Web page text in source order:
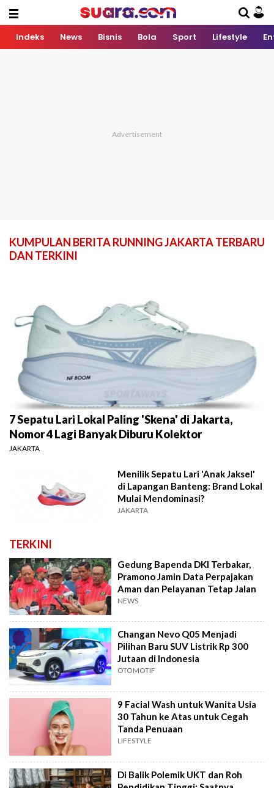
Indeks News Bisnis Bola Sport Lifestyle
KUMPULAN BERITA RUNNING JAKARTA TERBARU
DAN TERKINI
7 Sepatu Lari Lokal Paling 'Skena' di Jakarta,
Nomor 4 Lagi Banyak Diburu Kolektor
JAKARTA
Menilik Sepatu Lari 'Anak Jaksel'
di Lapangan Banteng: Brand Lokal
Mulai Mendominasi?
JAKARTA
TERKINI
Gedung Bapenda DKI Terbakar,
Pramono Jamin Data Perpajakan
Aman dan Pelayanan Tetap Jalan
NEWS
Changan Nevo Q05 Menjadi
Pilihan Baru SUV Listrik Rp 300
Jutaan di Indonesia
OTOMOTIF
9 Facial Wash untuk Wanita Usia
30 Tahun ke Atas untuk Cegah
Tanda Penuaan
LIFESTYLE
Di Balik Polemik UKT dan Roh